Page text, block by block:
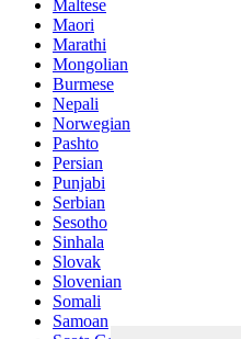
Maltese
Maori
Marathi
Mongolian
Burmese
Nepali
Norwegian
Pashto
Persian
Punjabi
Serbian
Sesotho
Sinhala
Slovak
Slovenian
Somali
Samoan